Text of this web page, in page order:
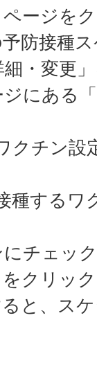
ージを
防接種
・変更
にある
クチン設
種するワ
チェッ
クリック
と、ス